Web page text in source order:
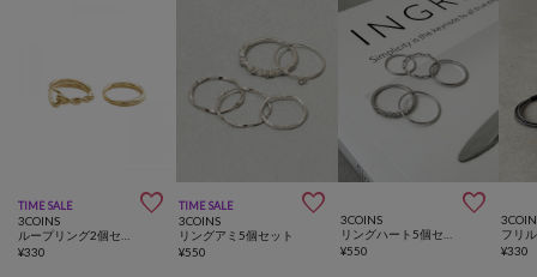
TIME SALE 
3COINS
¥330
TIME SALE 
3COINS
リングアミ5個セット
¥550

3COINS
¥550 ¥330